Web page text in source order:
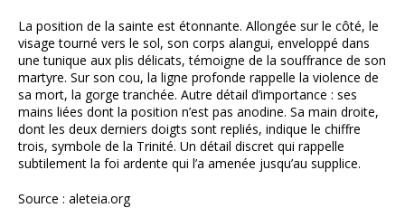
La position de la sainte est étonnante. Allongée sur le côté, le
visage tourné vers le sol, son corps alangui, enveloppé dans
une tunique aux plis délicats, témoigne de la souffrance de son
martyre. Sur son cou, la ligne profonde rappelle la violence de
sa mort, la gorge tranchée. Autre détail d’importance : ses
mains liées dont la position n’est pas anodine. Sa main droite,
dont les deux derniers doigts sont repliés, indique le chiffre
trois, symbole de la Trinité. Un détail discret qui rappelle
subtilement la foi ardente qui l’a amenée jusqu’au supplice.
Source : aleteia.org